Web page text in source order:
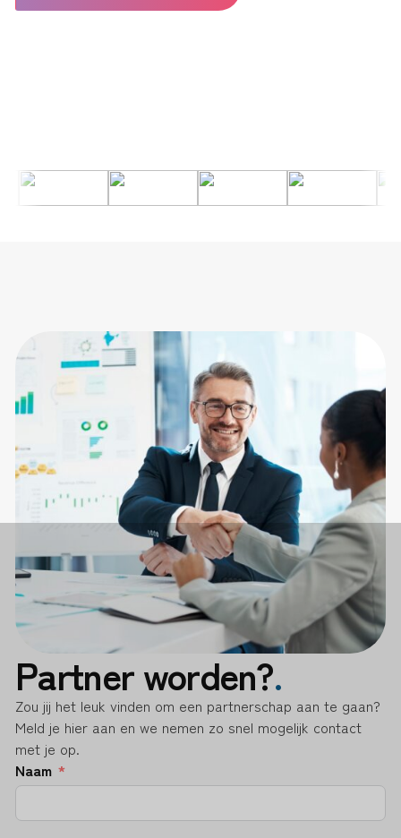
Partner worden?.
Zou jij het leuk vinden om een partnerschap aan te gaan?
Meld je hier aan en we nemen zo snel mogelijk contact
met je op.
Naam